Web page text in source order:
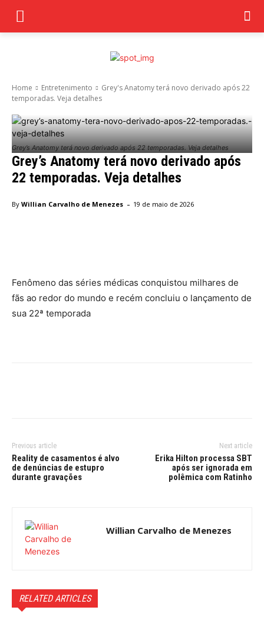
Home Entretenimento
Grey's Anatomy terá novo derivado após 22
temporadas. Veja detalhes
Grey’s Anatomy terá novo derivado após 22 temporadas. Veja detalhes
Grey’s Anatomy terá novo derivado após
22 temporadas. Veja detalhes
By Willian Carvalho de Menezes - 19 de maio de 2026
Fenômeno das séries médicas conquistou milhares de
fãs ao redor do mundo e recém concluiu o lançamento de
sua 22ª temporada
Previous article
Reality de casamentos é alvo
de denúncias de estupro
durante gravações
Next article
Erika Hilton processa SBT
após ser ignorada em
polêmica com Ratinho
Willian Carvalho de Menezes
RELATED ARTICLES